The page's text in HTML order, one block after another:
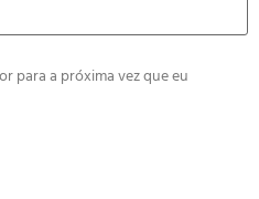
para a próxima vez que eu